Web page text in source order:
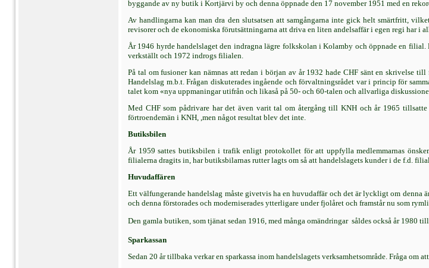
byggande av ny butik i Kortjärvi by och denna öppnade den 17 november 1951 med en
Av handlingarna kan man dra den slutsatsen att samgångarna inte gick helt smärtfritt,
revisorer och de ekonomiska förutsättningarna att driva en liten andelsaffär i egen regi har i
År 1946 hyrde handelslaget den indragna lägre folkskolan i Kolamby och öppnade en
verkställt och 1972 indrogs filialen.
På tal om fusioner kan nämnas att redan i början av år 1932 hade CHF sänt en skrivelse
Handelslag m.b.t. Frågan diskuterades ingående och förvaltningsrådet var i princip för
talet kom «nya uppmaningar utifrån och likaså på 50- och 60-talen och allvarliga
Med CHF som pådrivare har det även varit tal om återgång till KNH och år 1965
förtroendemän i KNH, ,men något resultat blev det inte.
Butiksbilen
År 1959 sattes butiksbilen i trafik enligt protokollet för att uppfylla medlemmarnas
filialerna dragits in, har butiksbilarnas rutter lagts om så att handelslagets kunder i de f.d.
Huvudaffären
Ett välfungerande handelslag måste givetvis ha en huvudaffär och det är lyckligt om
och denna förstorades och moderniserades ytterligare under fjolåret och framstår nu som
Den gamla butiken, som tjänat sedan 1916, med många omändringar  såldes också år 1980
Sparkassan
Sedan 20 år tillbaka verkar en sparkassa inom handelslagets verksamhetsområde. Fråga